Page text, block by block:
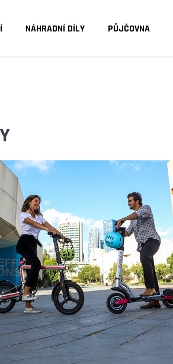
NÁHRADNÍ DÍLY PŮJČOVNA
DOPORUČUJEME
inokim oxo super 60v
lg
900 Kč
58 990 Kč